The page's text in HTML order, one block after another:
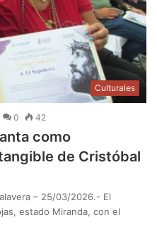
Culturales
0 42
como
de Cristóbal
– 25/03/2026.- El
estado Miranda, con el